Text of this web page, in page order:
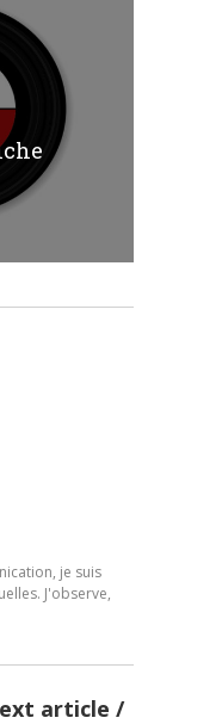
je suis
J'observe,
article